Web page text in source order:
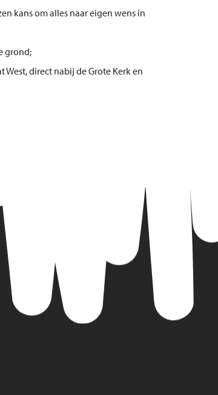
kans om alles naar eigen wens in
grond;
direct nabij de Grote Kerk en